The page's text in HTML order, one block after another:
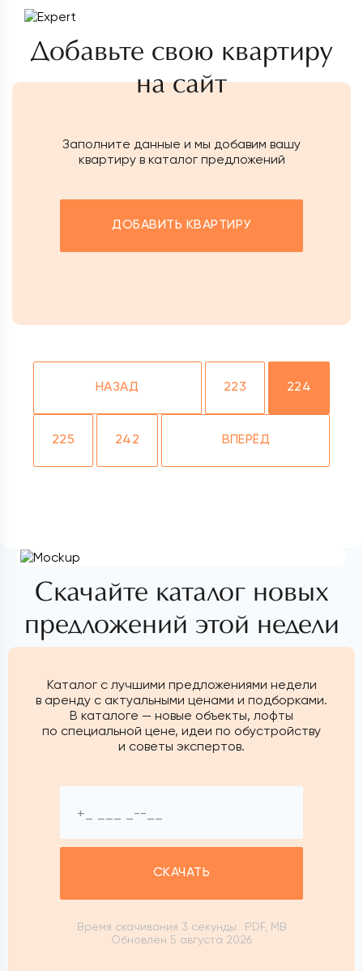
Добавьте свою квартиру
на сайт
Заполните данные и мы добавим вашу
квартиру в каталог предложений
ДОБАВИТЬ КВАРТИРУ
НАЗАД 223 224
225 242 ВПЕРЁД
Скачайте каталог новых
предложений этой недели
Каталог с лучшими предложениями недели
в аренду с актуальными ценами и подборками.
В каталоге — новые объекты, лофты
по специальной цене, идеи по обустройству
и советы экспертов.
СКАЧАТЬ
Время скачивания 3 секунды
PDF, MB
Обновлен 5 августа 2026